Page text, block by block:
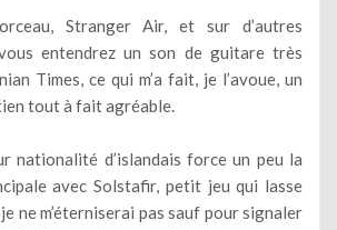
Stranger Air, et sur d’autres
entendrez un son de guitare très
Times, ce qui m’a fait, je l’avoue, un
tout à fait agréable.
nationalité d’islandais force un peu la
avec Solstafir, petit jeu qui lasse
ne m’éterniserai pas sauf pour signaler